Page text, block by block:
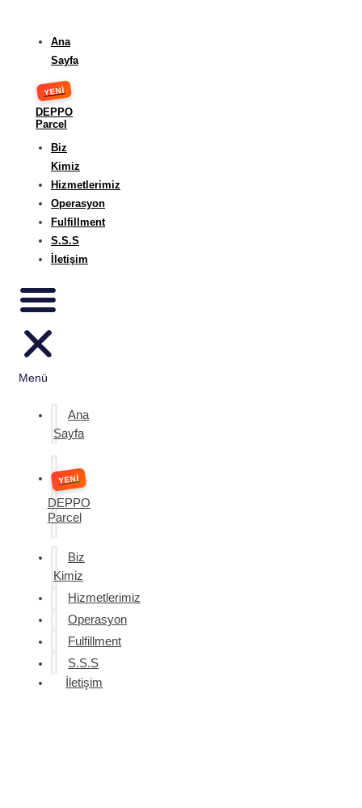
Ana
Sayfa
DEPPO
Parcel
Biz
Kimiz
Hizmetlerimiz
Operasyon
Fulfillment
S.S.S
İletişim
Menü
Ana
Sayfa
DEPPO
Parcel
Biz
Kimiz
Hizmetlerimiz
Operasyon
Fulfillment
S.S.S
İletişim